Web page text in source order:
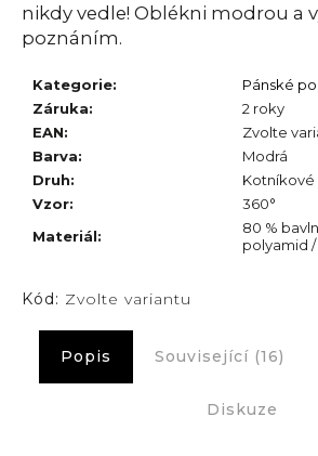
nikdy vedle! Oblékni modrou a
poznáním.
Kategorie:
Pánské
Záruka:
2 roky
EAN:
Zvolte
Barva:
Modrá
Druh:
Kotníkové
Vzor:
360°
Materiál:
80 %
polyamid /
Kód: Zvolte variantu
Popis Související (16)
Diskuze